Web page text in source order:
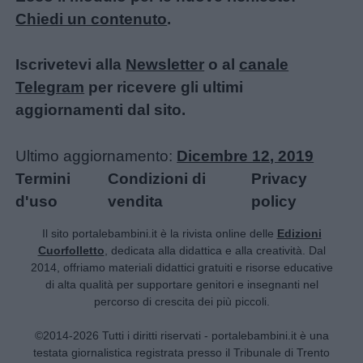
femminili
Frasi
e
aforismi
Buongiorno
Buonanotte
Auguri
Barzellette
Educazione
Chiedi un contenuto.
Iscrivetevi alla Newsletter o al canale
Telegram per ricevere gli ultimi
aggiornamenti dal sito.
Ultimo aggiornamento: Dicembre 12, 2019
Termini
d'uso
Condizioni di
vendita
Privacy
policy
Il sito portalebambini.it è la rivista online delle Edizioni
Cuorfolletto , dedicata alla didattica e alla creatività. Dal
2014, offriamo materiali didattici gratuiti e risorse educative
di alta qualità per supportare genitori e insegnanti nel
percorso di crescita dei più piccoli.
©2014-2026 Tutti i diritti riservati - portalebambini.it è una
testata giornalistica registrata presso il Tribunale di Trento